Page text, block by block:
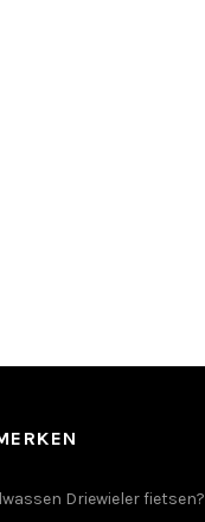
Driewieler fietsen?